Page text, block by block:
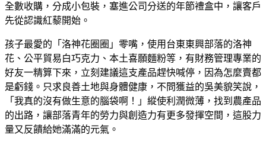
全數收購，分成小包裝，塞進公司分送的年節禮盒中，讓客戶
先從認識紅藜開始。
孩子最愛的「洛神花圈圈」零嘴，使用台東東興部落的洛神
花、公平貿易白巧克力、本土喜願麵粉等，有財務管理專業的
好友一精算下來，立刻建議這支產品趕快喊停，因為怎麼賣都
是虧錢。只求良善土地與身體健康，不問獲益的吳美貌笑說，
「我真的沒有做生意的腦袋啊！」縱使利潤微薄，找到農產品
的出路，讓部落青年的勞力與創造力有更多發揮空間，這股力
量又反饋給她滿滿的元氣。